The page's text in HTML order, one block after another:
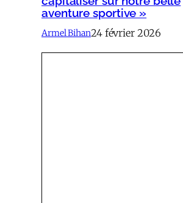
aventure sportive »
Armel Bihan24 février 2026